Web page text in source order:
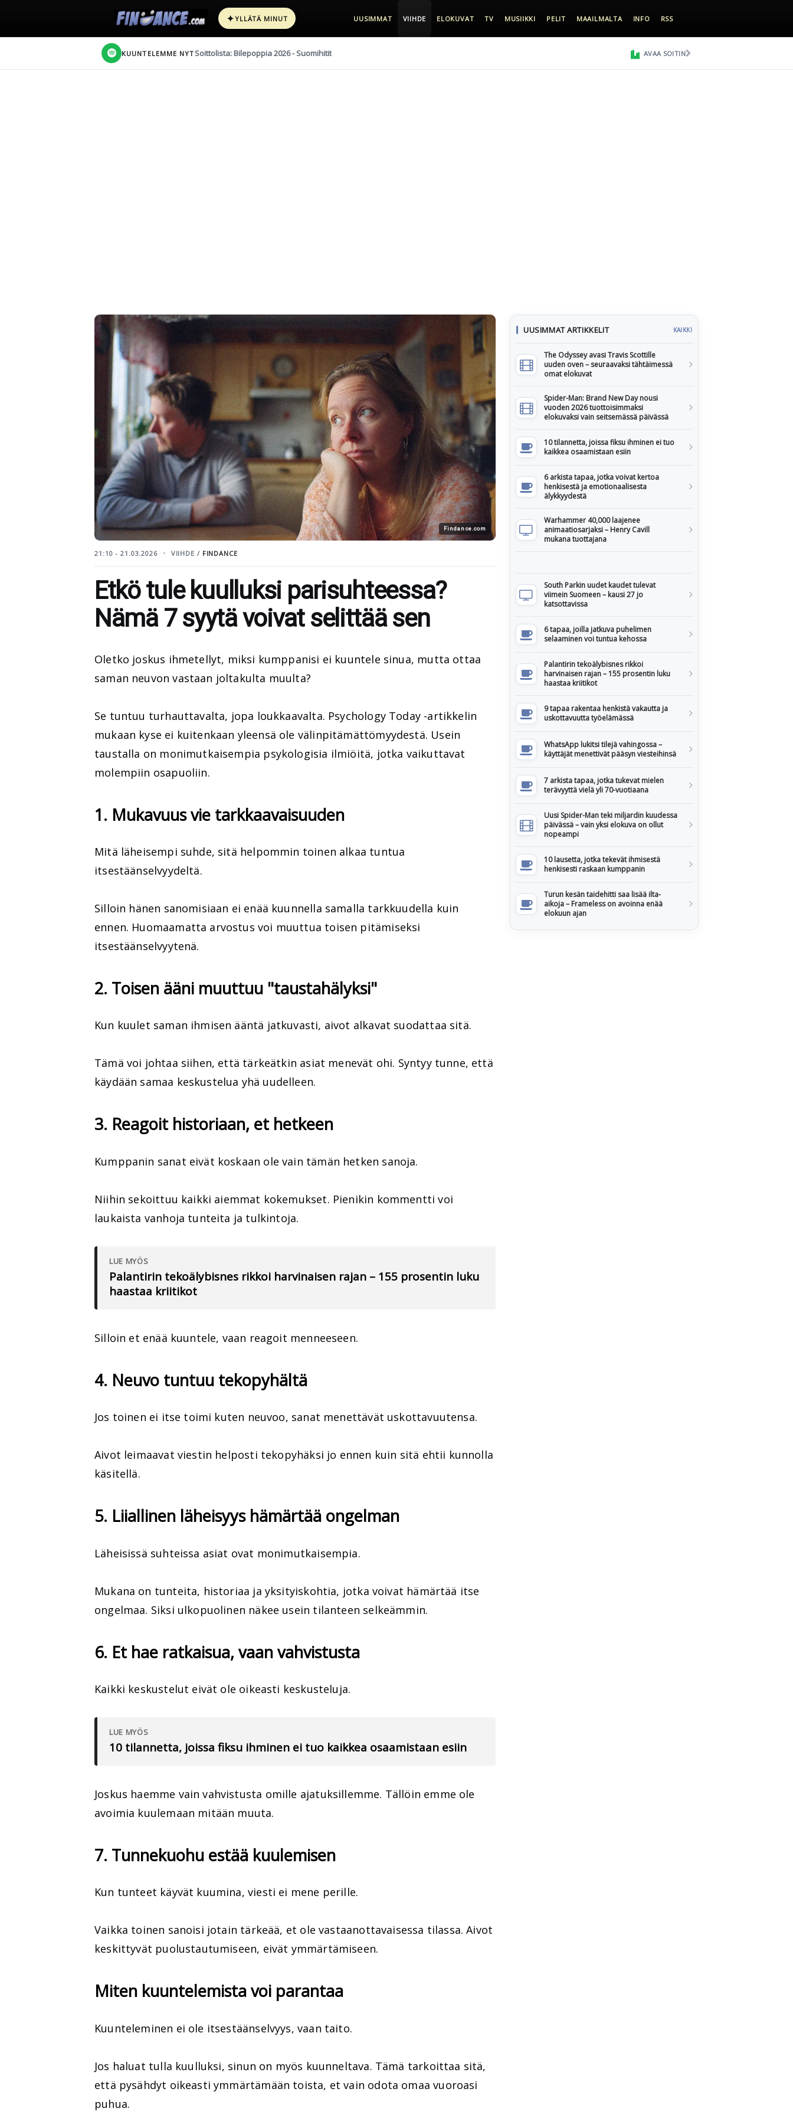
✦YLLÄTÄ MINUT UUSIMMAT VIIHDE ELOKUVAT TV MUSIIKKI PELIT MAAILMALTA INFO RSS
KUUNTELEMME NYT Soittolista: Bilepoppia 2026 - Suomihitit AVAA SOITIN
Findance.com
21:10 - 21.03.2026 VIIHDE / FINDANCE
Etkö tule kuulluksi parisuhteessa?
Nämä 7 syytä voivat selittää sen
Oletko joskus ihmetellyt, miksi kumppanisi ei kuuntele sinua, mutta ottaa
saman neuvon vastaan joltakulta muulta?
Se tuntuu turhauttavalta, jopa loukkaavalta. Psychology Today -artikkelin
mukaan kyse ei kuitenkaan yleensä ole välinpitämättömyydestä. Usein
taustalla on monimutkaisempia psykologisia ilmiöitä, jotka vaikuttavat
molempiin osapuoliin.
1. Mukavuus vie tarkkaavaisuuden
Mitä läheisempi suhde, sitä helpommin toinen alkaa tuntua
itsestäänselvyydeltä.
Silloin hänen sanomisiaan ei enää kuunnella samalla tarkkuudella kuin
ennen. Huomaamatta arvostus voi muuttua toisen pitämiseksi
itsestäänselvyytenä.
2. Toisen ääni muuttuu "taustahälyksi"
Kun kuulet saman ihmisen ääntä jatkuvasti, aivot alkavat suodattaa sitä.
Tämä voi johtaa siihen, että tärkeätkin asiat menevät ohi. Syntyy tunne, että
käydään samaa keskustelua yhä uudelleen.
3. Reagoit historiaan, et hetkeen
Kumppanin sanat eivät koskaan ole vain tämän hetken sanoja.
Niihin sekoittuu kaikki aiemmat kokemukset. Pienikin kommentti voi
laukaista vanhoja tunteita ja tulkintoja.
LUE MYÖS
Palantirin tekoälybisnes rikkoi harvinaisen rajan – 155 prosentin luku
haastaa kriitikot
Silloin et enää kuuntele, vaan reagoit menneeseen.
4. Neuvo tuntuu tekopyhältä
Jos toinen ei itse toimi kuten neuvoo, sanat menettävät uskottavuutensa.
Aivot leimaavat viestin helposti tekopyhäksi jo ennen kuin sitä ehtii kunnolla
käsitellä.
5. Liiallinen läheisyys hämärtää ongelman
Läheisissä suhteissa asiat ovat monimutkaisempia.
Mukana on tunteita, historiaa ja yksityiskohtia, jotka voivat hämärtää itse
ongelmaa. Siksi ulkopuolinen näkee usein tilanteen selkeämmin.
6. Et hae ratkaisua, vaan vahvistusta
Kaikki keskustelut eivät ole oikeasti keskusteluja.
LUE MYÖS
10 tilannetta, joissa fiksu ihminen ei tuo kaikkea osaamistaan esiin
Joskus haemme vain vahvistusta omille ajatuksillemme. Tällöin emme ole
avoimia kuulemaan mitään muuta.
7. Tunnekuohu estää kuulemisen
Kun tunteet käyvät kuumina, viesti ei mene perille.
Vaikka toinen sanoisi jotain tärkeää, et ole vastaanottavaisessa tilassa. Aivot
keskittyvät puolustautumiseen, eivät ymmärtämiseen.
Miten kuuntelemista voi parantaa
Kuunteleminen ei ole itsestäänselvyys, vaan taito.
Jos haluat tulla kuulluksi, sinun on myös kuunneltava. Tämä tarkoittaa sitä,
että pysähdyt oikeasti ymmärtämään toista, et vain odota omaa vuoroasi
puhua.
UUSIMMAT ARTIKKELIT KAIKKI
The Odyssey avasi Travis Scottille
uuden oven – seuraavaksi tähtäimessä
omat elokuvat
Spider-Man: Brand New Day nousi
vuoden 2026 tuottoisimmaksi
elokuvaksi vain seitsemässä päivässä
10 tilannetta, joissa fiksu ihminen ei tuo
kaikkea osaamistaan esiin
6 arkista tapaa, jotka voivat kertoa
henkisestä ja emotionaalisesta
älykkyydestä
Warhammer 40,000 laajenee
animaatiosarjaksi – Henry Cavill
mukana tuottajana
South Parkin uudet kaudet tulevat
viimein Suomeen – kausi 27 jo
katsottavissa
6 tapaa, joilla jatkuva puhelimen
selaaminen voi tuntua kehossa
Palantirin tekoälybisnes rikkoi
harvinaisen rajan – 155 prosentin luku
haastaa kriitikot
9 tapaa rakentaa henkistä vakautta ja
uskottavuutta työelämässä
WhatsApp lukitsi tilejä vahingossa –
käyttäjät menettivät pääsyn viesteihinsä
7 arkista tapaa, jotka tukevat mielen
terävyyttä vielä yli 70-vuotiaana
Uusi Spider-Man teki miljardin kuudessa
päivässä – vain yksi elokuva on ollut
nopeampi
10 lausetta, jotka tekevät ihmisestä
henkisesti raskaan kumppanin
Turun kesän taidehitti saa lisää ilta-
aikoja – Frameless on avoinna enää
elokuun ajan